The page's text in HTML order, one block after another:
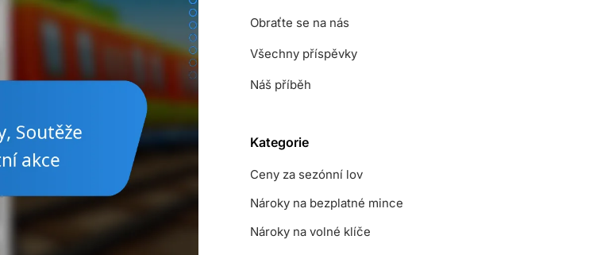
Obraťte se na nás
Všechny příspěvky
Náš příběh
Kategorie
Ceny za sezónní lov
Nároky na bezplatné mince
Nároky na volné klíče